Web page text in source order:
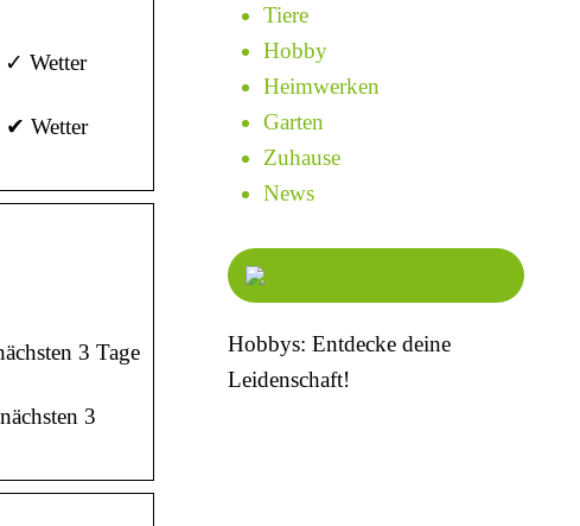
✓ Wetter
✔ Wetter
3 Tage
3
Tiere
Hobby
Heimwerken
Garten
Zuhause
News
Hobbys: Entdecke deine
Leidenschaft!